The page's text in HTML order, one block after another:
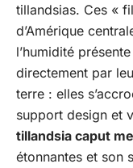
tillandsias. Ces «
d’Amérique
l’humidité
directement par
terre : elles
support design et
tillandsia caput
étonnantes et son